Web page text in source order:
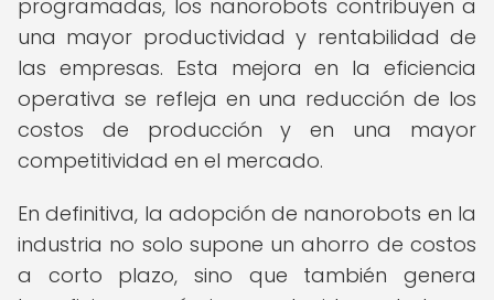
programadas, los nanorobots contribuyen a
una mayor productividad y rentabilidad de
las empresas. Esta mejora en la eficiencia
operativa se refleja en una reducción de los
costos de producción y en una mayor
competitividad en el mercado.
En definitiva, la adopción de nanorobots en la
industria no solo supone un ahorro de costos
a corto plazo, sino que también genera